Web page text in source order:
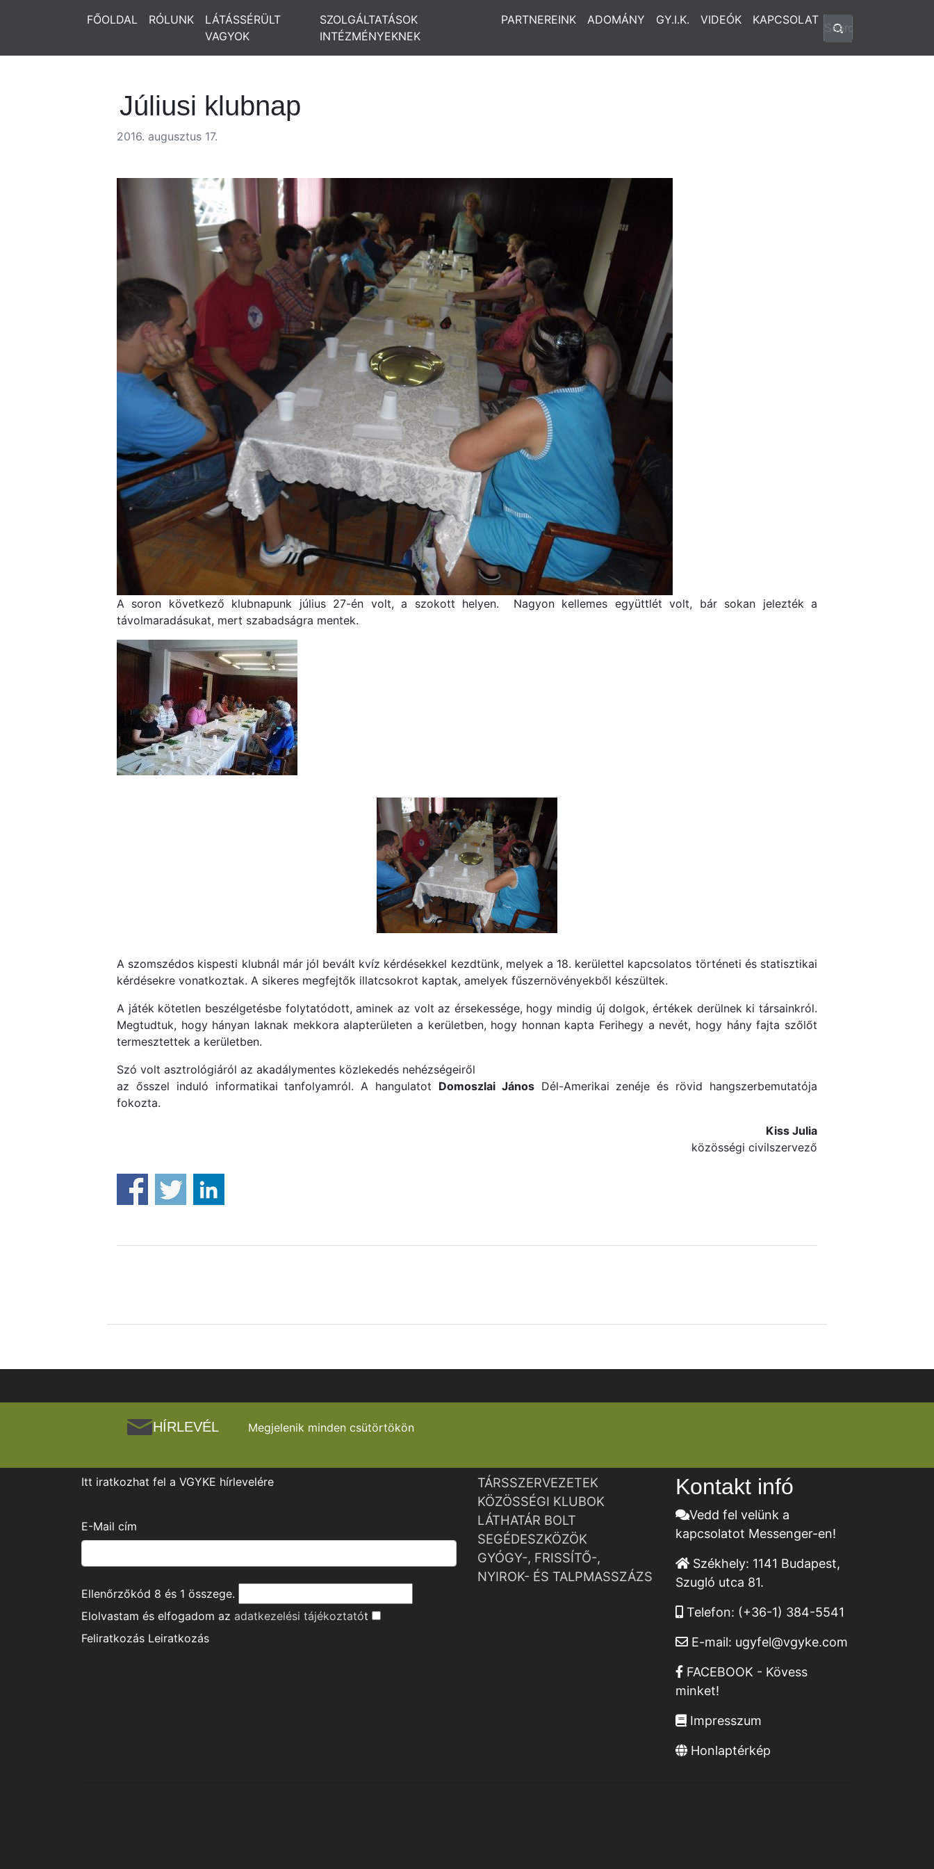
FŐOLDAL RÓLUNK
LÁTÁSSÉRÜLT
VAGYOK
SZOLGÁLTATÁSOK
INTÉZMÉNYEKNEK
PARTNEREINK ADOMÁNY GY.I.K. VIDEÓK KAPCSOLAT
Júliusi klubnap
2016. augusztus 17.
A soron következő klubnapunk július 27-én volt, a szokott helyen. Nagyon kellemes együttlét volt, bár sokan jelezték a
távolmaradásukat, mert szabadságra mentek.
A szomszédos kispesti klubnál már jól bevált kvíz kérdésekkel kezdtünk, melyek a 18. kerülettel kapcsolatos történeti és statisztikai
kérdésekre vonatkoztak. A sikeres megfejtők illatcsokrot kaptak, amelyek fűszernövényekből készültek.
A játék kötetlen beszélgetésbe folytatódott, aminek az volt az érsekessége, hogy mindig új dolgok, értékek derülnek ki társainkról.
Megtudtuk, hogy hányan laknak mekkora alapterületen a kerületben, hogy honnan kapta Ferihegy a nevét, hogy hány fajta szőlőt
termesztettek a kerületben.
Szó volt asztrológiáról az akadálymentes közlekedés nehézségeiről
az ősszel induló informatikai tanfolyamról. A hangulatot Domoszlai JánosDél-Amerikai zenéje és rövid hangszerbemutatója
fokozta.
Kiss Julia
közösségi civilszervező
HÍRLEVÉL Megjelenik minden csütörtökön
Itt iratkozhat fel a VGYKE hírlevelére
E-Mail cím
Ellenőrzőkód 8 és 1 összege.
Elolvastam és elfogadom az adatkezelési tájékoztatót
Feliratkozás Leiratkozás
TÁRSSZERVEZETEK
KÖZÖSSÉGI KLUBOK
LÁTHATÁR BOLT
SEGÉDESZKÖZÖK
GYÓGY-, FRISSÍTŐ-,
NYIROK- ÉS TALPMASSZÁZS
Kontakt infó
Vedd fel velünk a
kapcsolatot Messenger-en!
Székhely: 1141 Budapest,
Szugló utca 81.
Telefon: (+36-1) 384-5541
E-mail: ugyfel@vgyke.com
FACEBOOK - Kövess
minket!
Impresszum
Honlaptérkép